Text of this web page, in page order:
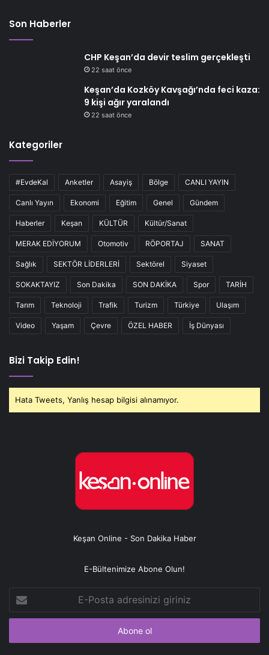
Son Haberler
CHP Keşan’da devir teslim gerçekleşti
22 saat önce
Keşan’da Kozköy Kavşağı’nda feci kaza:
9 kişi ağır yaralandı
22 saat önce
Kategoriler
#EvdeKal Anketler Asayiş Bölge CANLI YAYIN
Canlı Yayın Ekonomi Eğitim Genel Gündem
Haberler Keşan KÜLTÜR Kültür/Sanat
MERAK EDİYORUM Otomotiv RÖPORTAJ SANAT
Sağlık SEKTÖR LİDERLERİ Sektörel Siyaset
SOKAKTAYIZ Son Dakika SON DAKİKA Spor TARİH
Tarım Teknoloji Trafik Turizm Türkiye Ulaşım
Video Yaşam Çevre ÖZEL HABER İş Dünyası
Bizi Takip Edin!
Hata Tweets, Yanlış hesap bilgisi alınamıyor.
Keşan Online - Son Dakika Haber
E-Bültenimize Abone Olun!
Posta
adresinizi